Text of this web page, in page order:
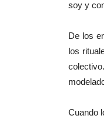
soy y
De los
los
Cuando